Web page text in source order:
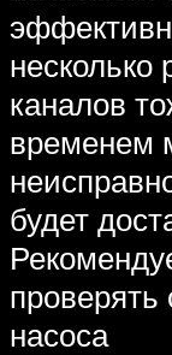
несколько
каналов
временем
будет
проверять
насоса